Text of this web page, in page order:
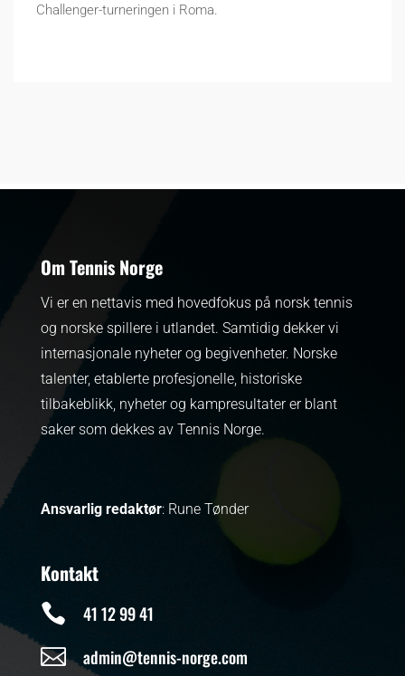
Challenger-turneringen i Roma.
Om Tennis Norge
Vi er en nettavis med hovedfokus på norsk tennis
og norske spillere i utlandet. Samtidig dekker vi
internasjonale nyheter og begivenheter. Norske
talenter, etablerte profesjonelle, historiske
tilbakeblikk, nyheter og kampresultater er blant
saker som dekkes av Tennis Norge.
Ansvarlig redaktør: Rune Tønder
Kontakt
 41 12 99 41
 admin@tennis-norge.com